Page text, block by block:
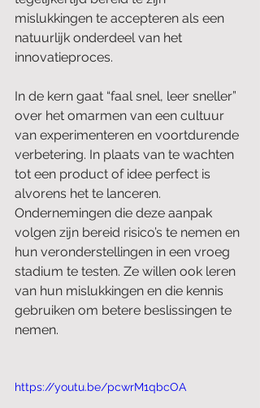
mislukkingen te accepteren als een
natuurlijk onderdeel van het
innovatieproces.
In de kern gaat “faal snel, leer sneller”
over het omarmen van een cultuur
van experimenteren en voortdurende
verbetering. In plaats van te wachten
tot een product of idee perfect is
alvorens het te lanceren.
Ondernemingen die deze aanpak
volgen zijn bereid risico’s te nemen en
hun veronderstellingen in een vroeg
stadium te testen. Ze willen ook leren
van hun mislukkingen en die kennis
gebruiken om betere beslissingen te
nemen.
https://youtu.be/pcwrM1qbcOA